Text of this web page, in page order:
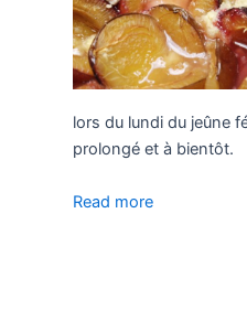
lors du lundi du jeûne
prolongé et à bientôt.
Read more